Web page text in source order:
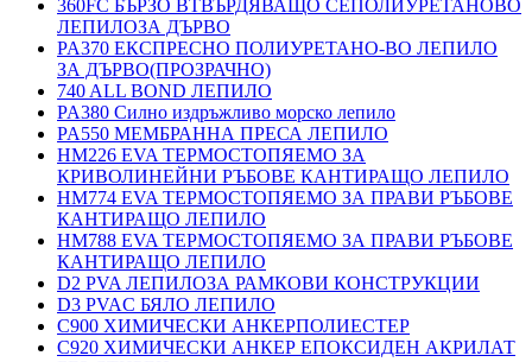
360FC БЪРЗО ВТВЪРДЯВАЩО СЕПОЛИУРЕТАНОВО
ЛЕПИЛОЗА ДЪРВО
PA370 ЕКСПРЕСНО ПОЛИУРЕТАНО-ВО ЛЕПИЛО
ЗА ДЪРВО(ПРОЗРАЧНО)
740 ALL BOND ЛЕПИЛО
PA380 Силно издръжливо морско лепило
PA550 МЕМБРАННА ПРЕСА ЛЕПИЛО
HM226 EVA ТЕРМОСТОПЯЕМО ЗА
КРИВОЛИНЕЙНИ РЪБОВЕ КАНТИРАЩО ЛЕПИЛО
HM774 EVA ТЕРМОСТОПЯЕМО ЗА ПРАВИ РЪБОВЕ
КАНТИРАЩО ЛЕПИЛО
HM788 EVA ТЕРМОСТОПЯЕМО ЗА ПРАВИ РЪБОВЕ
КАНТИРАЩО ЛЕПИЛО
D2 PVA ЛЕПИЛОЗА РАМКОВИ КОНСТРУКЦИИ
D3 PVAC БЯЛО ЛЕПИЛО
C900 ХИМИЧЕСКИ АНКЕРПОЛИЕСТЕP
C920 ХИМИЧЕСКИ АНКЕР ЕПОКСИДЕН АКРИЛАТ